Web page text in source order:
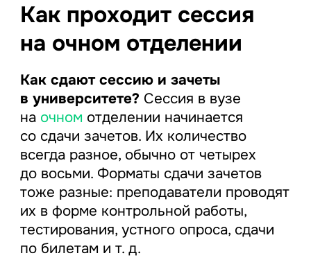
Как проходит сессия
на очном отделении
Как сдают сессию и зачеты
в университете? Сессия в вузе
на очном отделении начинается
со сдачи зачетов. Их количество
всегда разное, обычно от четырех
до восьми. Форматы сдачи зачетов
тоже разные: преподаватели проводят
их в форме контрольной работы,
тестирования, устного опроса, сдачи
по билетам и т. д.